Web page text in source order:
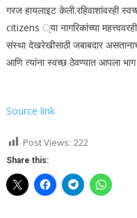
गरज हायलाइट केली.रहिवाशांवरही
citizens ्या नागरिकांच्या
संस्था देखरेखीसाठी जबाबदार
आणि त्यांना स्वच्छ ठेवण्यात आपला
Source link
Post Views: 222
Share this: